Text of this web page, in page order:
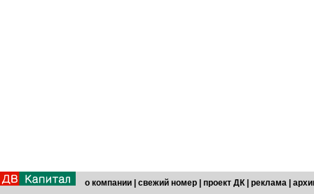
о компании свежий номер проект ДК реклама